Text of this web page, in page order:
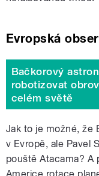
Evropská
Bačkorový
robotizovat
celém světě
Jak to je možné, že
v Evropě, ale Pavel
pouště Atacama? A